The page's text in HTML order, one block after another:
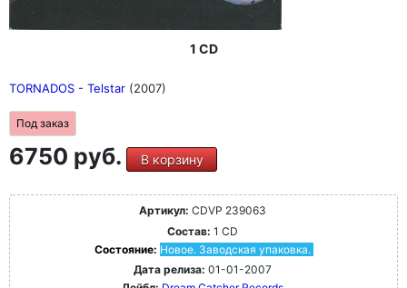
1 CD
TORNADOS - Telstar (2007)
Под заказ
6750 руб. В корзину
Артикул: CDVP 239063
Состав: 1 CD
Состояние: Новое. Заводская упаковка.
Дата релиза: 01-01-2007